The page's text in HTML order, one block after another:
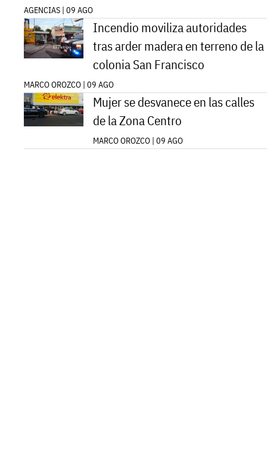
AGENCIAS | 09 AGO
Incendio moviliza autoridades
tras arder madera en terreno de la
colonia San Francisco
MARCO OROZCO | 09 AGO
Mujer se desvanece en las calles
de la Zona Centro
MARCO OROZCO | 09 AGO